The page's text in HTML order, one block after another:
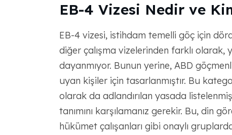
EB-4 Vizesi Nedir ve
EB-4 vizesi, istihdam temelli göç için
diğer çalışma vizelerinden farklı olarak,
dayanmıyor. Bunun yerine, ABD
uyan kişiler için tasarlanmıştır. Bu
olarak da adlandırılan yasada
tanımını karşılamanız gerekir. Bu, din
hükümet çalışanları gibi onaylı